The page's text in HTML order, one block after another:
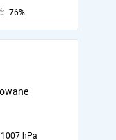
76%
1007 hPa